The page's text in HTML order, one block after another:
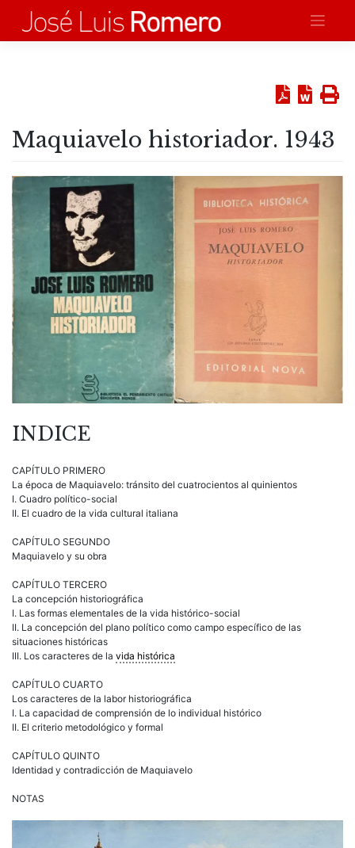
contenido
Maquiavelo historiador. 1943
INDICE
CAPÍTULO PRIMERO
La época de Maquiavelo: tránsito del cuatrocientos al quinientos
I. Cuadro político-social
II. El cuadro de la vida cultural italiana
CAPÍTULO SEGUNDO
Maquiavelo y su obra
CAPÍTULO TERCERO
La concepción historiográfica
I. Las formas elementales de la vida histórico-social
II. La concepción del plano político como campo específico de las
situaciones históricas
III. Los caracteres de la vida histórica
CAPÍTULO CUARTO
Los caracteres de la labor historiográfica
I. La capacidad de comprensión de lo individual histórico
II. El criterio metodológico y formal
CAPÍTULO QUINTO
Identidad y contradicción de Maquiavelo
NOTAS